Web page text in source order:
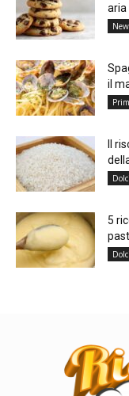
aria
il
Il
Dolci
5
Dolci